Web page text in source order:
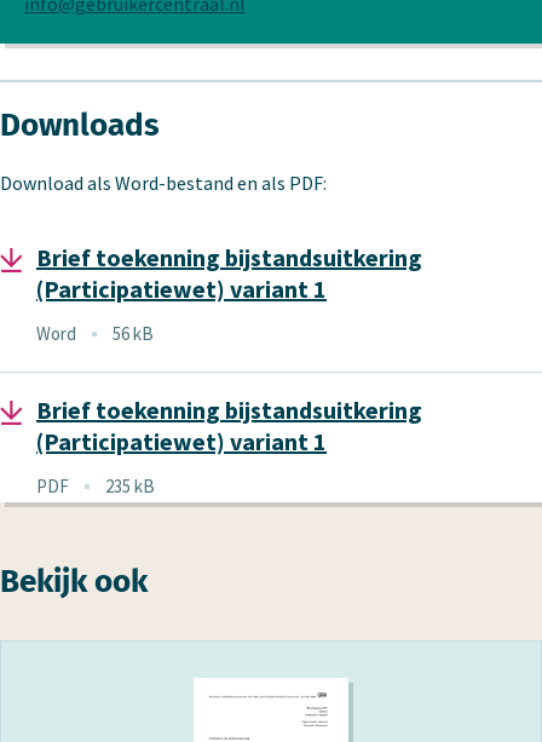
Downloads
Download als Word-bestand en als PDF:
Brief toekenning bijstandsuitkering
(Participatiewet) variant 1
Bestandstype
Word
56 kB
Brief toekenning bijstandsuitkering
(Participatiewet) variant 1
Bestandstype
PDF
235 kB
Bekijk ook